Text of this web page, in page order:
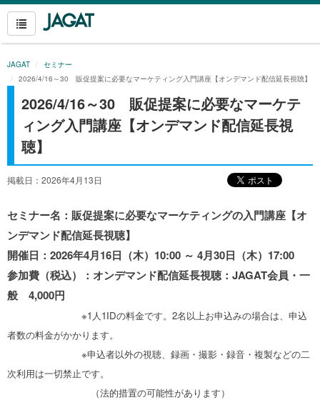
JAGAT
セミナー
2026/4/16～30 販促提案に必要なマーケティング入門講座【オンデマンド配信延長視聴】
2026/4/16～30 販促提案に必要なマーケテ
ィング入門講座【オンデマンド配信延長視
聴】
掲載日：2026年4月13日
セミナー名：販促提案に必要なマーケティングの入門講座【オ
ンデマンド配信延長視聴】
開催日：2026年4月16日（木）10:00 ～ 4月30日（木）17:00
参加費（税込）：オンデマンド配信延長視聴：JAGAT会員・一
般 4,000円
※1人1IDの料金です。2名以上お申込みの場合は、申込
者数の料金がかかります。
※申込者以外の視聴、録画・撮影・録音・複製などの二
次利用は一切禁止です。
（法的措置の可能性があります）